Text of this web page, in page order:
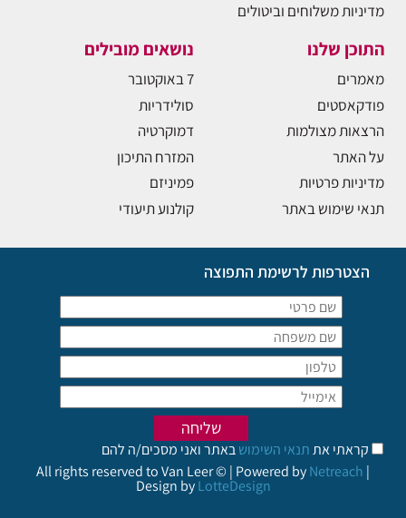
מדיניות משלוחים וביטולים
התוכן שלנו
מאמרים
פודקאסטים
הרצאות מצולמות
על האתר
מדיניות פרטיות
תנאי שימוש באתר
נושאים מובילים
7 באוקטובר
סולידריות
דמוקרטיה
המזרח התיכון
פמיניזם
קולנוע תיעודי
הצטרפות לרשימת התפוצה
קראתי אתתנאי השימושבאתר ואני מסכים/ה להם
All rights reserved to Van Leer © | Powered byNetreach |
Design byLotteDesign